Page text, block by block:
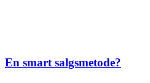
En smart salgsmetode?